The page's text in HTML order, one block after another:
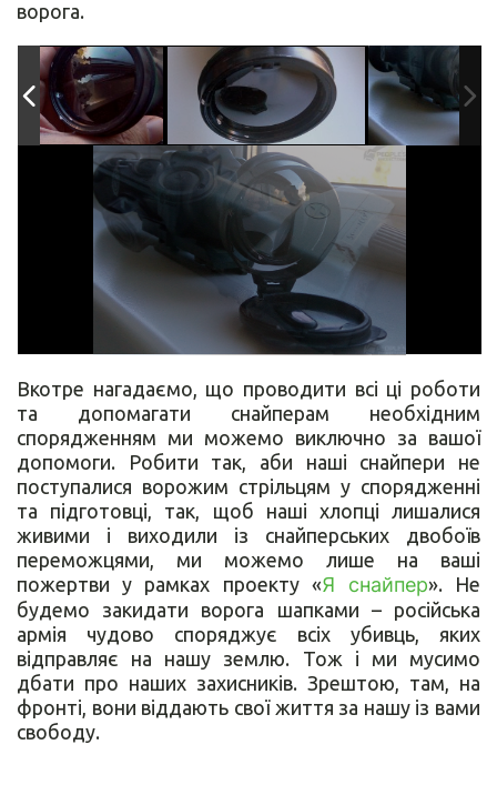
ворога.
%D0%AF+%D1%81%D0%BD%D0%B0%D0%B9%D0%BF%D0%B5%D1%80
Вкотре нагадаємо, що проводити всі ці роботи
та допомагати снайперам необхідним
спорядженням ми можемо виключно за вашої
допомоги. Робити так, аби наші снайпери не
поступалися ворожим стрільцям у спорядженні
та підготовці, так, щоб наші хлопці лишалися
живими і виходили із снайперських двобоїв
переможцями, ми можемо лише на ваші
пожертви у рамках проекту «Я снайпер». Не
будемо закидати ворога шапками – російська
армія чудово споряджує всіх убивць, яких
відправляє на нашу землю. Тож і ми мусимо
дбати про наших захисників. Зрештою, там, на
фронті, вони віддають свої життя за нашу із вами
свободу.